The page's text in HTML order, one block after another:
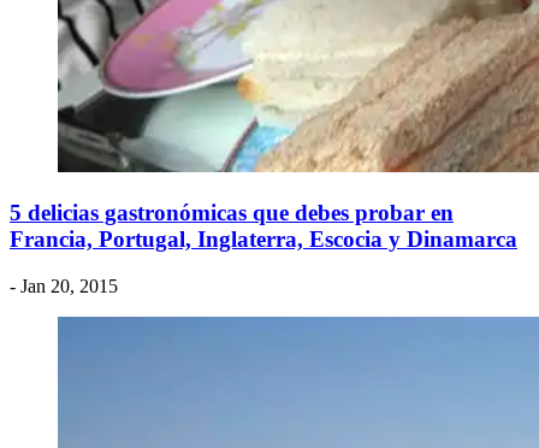
5 delicias gastronómicas que debes probar en
Francia, Portugal, Inglaterra, Escocia y Dinamarca
- Jan 20, 2015